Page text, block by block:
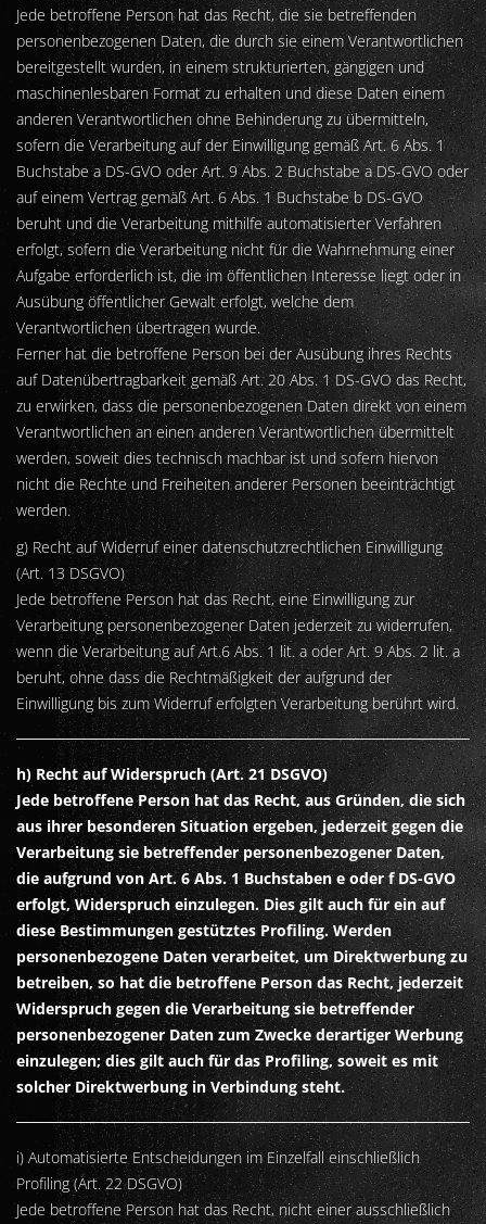
Jede betroffene Person hat das Recht, die sie betreffenden
personenbezogenen Daten, die durch sie einem Verantwortlichen
bereitgestellt wurden, in einem strukturierten, gängigen und
maschinenlesbaren Format zu erhalten und diese Daten einem
anderen Verantwortlichen ohne Behinderung zu übermitteln,
sofern die Verarbeitung auf der Einwilligung gemäß Art. 6 Abs. 1
Buchstabe a DS-GVO oder Art. 9 Abs. 2 Buchstabe a DS-GVO oder
auf einem Vertrag gemäß Art. 6 Abs. 1 Buchstabe b DS-GVO
beruht und die Verarbeitung mithilfe automatisierter Verfahren
erfolgt, sofern die Verarbeitung nicht für die Wahrnehmung einer
Aufgabe erforderlich ist, die im öffentlichen Interesse liegt oder in
Ausübung öffentlicher Gewalt erfolgt, welche dem
Verantwortlichen übertragen wurde.
Ferner hat die betroffene Person bei der Ausübung ihres Rechts
auf Datenübertragbarkeit gemäß Art. 20 Abs. 1 DS-GVO das Recht,
zu erwirken, dass die personenbezogenen Daten direkt von einem
Verantwortlichen an einen anderen Verantwortlichen übermittelt
werden, soweit dies technisch machbar ist und sofern hiervon
nicht die Rechte und Freiheiten anderer Personen beeinträchtigt
werden.
g) Recht auf Widerruf einer datenschutzrechtlichen Einwilligung
(Art. 13 DSGVO)
Jede betroffene Person hat das Recht, eine Einwilligung zur
Verarbeitung personenbezogener Daten jederzeit zu widerrufen,
wenn die Verarbeitung auf Art.6 Abs. 1 lit. a oder Art. 9 Abs. 2 lit. a
beruht, ohne dass die Rechtmäßigkeit der aufgrund der
Einwilligung bis zum Widerruf erfolgten Verarbeitung berührt wird.
h) Recht auf Widerspruch (Art. 21 DSGVO)
Jede betroffene Person hat das Recht, aus Gründen, die sich
aus ihrer besonderen Situation ergeben, jederzeit gegen die
Verarbeitung sie betreffender personenbezogener Daten,
die aufgrund von Art. 6 Abs. 1 Buchstaben e oder f DS-GVO
erfolgt, Widerspruch einzulegen. Dies gilt auch für ein auf
diese Bestimmungen gestütztes Profiling. Werden
personenbezogene Daten verarbeitet, um Direktwerbung zu
betreiben, so hat die betroffene Person das Recht, jederzeit
Widerspruch gegen die Verarbeitung sie betreffender
personenbezogener Daten zum Zwecke derartiger Werbung
einzulegen; dies gilt auch für das Profiling, soweit es mit
solcher Direktwerbung in Verbindung steht.
i) Automatisierte Entscheidungen im Einzelfall einschließlich
Profiling (Art. 22 DSGVO)
Jede betroffene Person hat das Recht, nicht einer ausschließlich